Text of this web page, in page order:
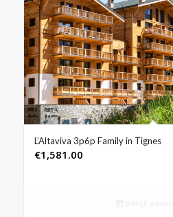
L’Altaviva 3p6p Family in Tignes
€1,581.00